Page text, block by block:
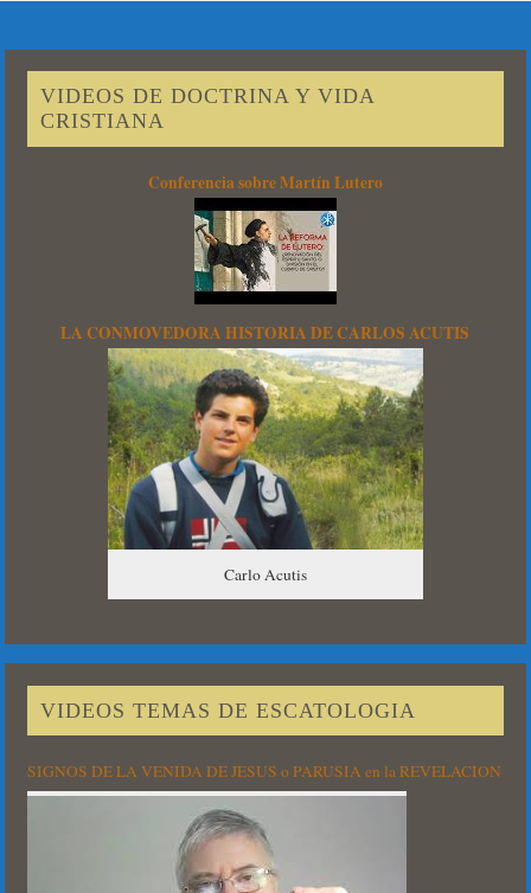
VIDEOS DE DOCTRINA Y VIDA
CRISTIANA
Conferencia sobre Martín Lutero
LA CONMOVEDORA HISTORIA DE CARLOS ACUTIS
Carlo Acutis
VIDEOS TEMAS DE ESCATOLOGIA
SIGNOS DE LA VENIDA DE JESUS o PARUSIA en la REVELACION